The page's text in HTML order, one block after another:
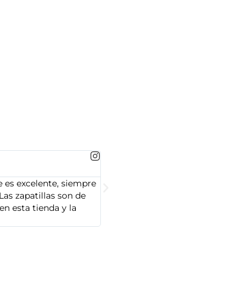
excelente, siempre
zapatillas son de
esta tienda y la